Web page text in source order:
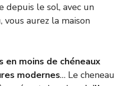
le sol, avec un
vous aurez la maison
en moins de chéneaux
modernes… Le cheneau